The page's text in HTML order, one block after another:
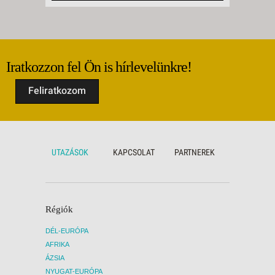
Iratkozzon fel Ön is hírlevelünkre!
Feliratkozom
UTAZÁSOK KAPCSOLAT PARTNEREK
Régiók
DÉL-EURÓPA
AFRIKA
ÁZSIA
NYUGAT-EURÓPA